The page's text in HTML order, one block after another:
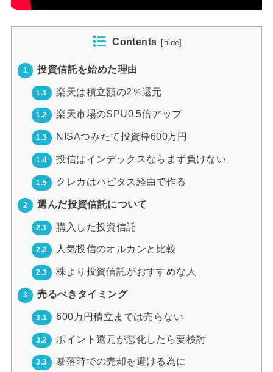
Contents hide
1 投資信託を始めた理由
1.1 楽天は積立額の2％還元
1.2 楽天市場のSPU0.5倍アップ
1.3 NISAつみたて投資枠600万円
1.4 投信はインデックスならまず負けない
1.5 クレカはハピタス経由で作る
2 選んだ投資信託について
2.1 購入した投資信託
2.2 人気投信のオルカンと比較
2.3 株より投資信託がおすすめな人
3 売るべきタイミング
3.1 600万円積立までは売らない
3.2 ポイント還元が悪化したら要検討
3.3 暴落時での売却を避ける為に